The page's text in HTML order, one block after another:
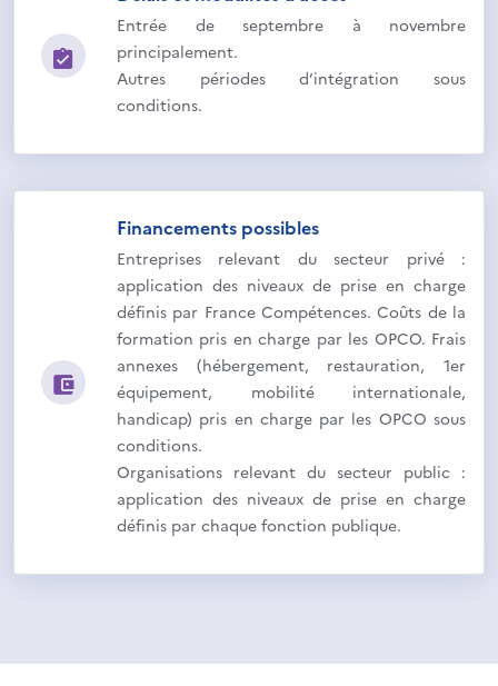
Entrée de septembre à novembre
principalement.
Autres périodes d’intégration sous
conditions.
Financements possibles
Entreprises relevant du secteur privé :
application des niveaux de prise en charge
définis par France Compétences. Coûts de la
formation pris en charge par les OPCO. Frais
annexes (hébergement, restauration, 1er
équipement, mobilité internationale,
handicap) pris en charge par les OPCO sous
conditions.
Organisations relevant du secteur public :
application des niveaux de prise en charge
définis par chaque fonction publique.